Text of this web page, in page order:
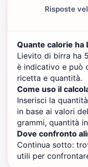
Risposte
Quante calorie ha
Lievito di birra ha
è indicativo e può
ricetta e quantità.
Come uso il
Inserisci la
in base ai valori
grammi, quantità
Dove confronto
Continua sotto:
utili per